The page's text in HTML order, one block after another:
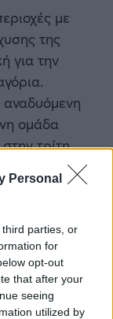
Personal
parties, or
for
opt-out
that after your
seeing
utilized by
με
της
για την
ομάδα
τρίτη